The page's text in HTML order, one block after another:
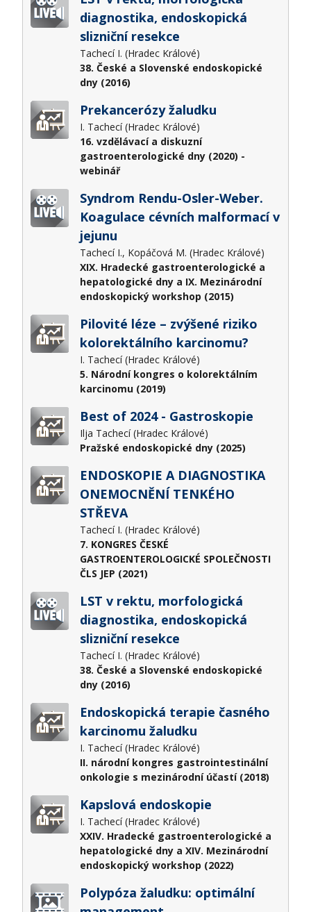
diagnostika, endoskopická
slizniční resekce
Tachecí I. (Hradec Králové)
38. České a Slovenské endoskopické
dny (2016)
Prekancerózy žaludku
I. Tachecí (Hradec Králové)
16. vzdělávací a diskuzní
gastroenterologické dny (2020) -
webinář
Syndrom Rendu-Osler-Weber.
Koagulace cévních malformací v
jejunu
Tachecí I., Kopáčová M. (Hradec Králové)
XIX. Hradecké gastroenterologické a
hepatologické dny a IX. Mezinárodní
endoskopický workshop (2015)
Pilovité léze – zvýšené riziko
kolorektálního karcinomu?
I. Tachecí (Hradec Králové)
5. Národní kongres o kolorektálním
karcinomu (2019)
Best of 2024 - Gastroskopie
Ilja Tachecí (Hradec Králové)
Pražské endoskopické dny (2025)
ENDOSKOPIE A DIAGNOSTIKA
ONEMOCNĚNÍ TENKÉHO
STŘEVA
Tachecí I. (Hradec Králové)
7. KONGRES ČESKÉ
GASTROENTEROLOGICKÉ SPOLEČNOSTI
ČLS JEP (2021)
LST v rektu, morfologická
diagnostika, endoskopická
slizniční resekce
Tachecí I. (Hradec Králové)
38. České a Slovenské endoskopické
dny (2016)
Endoskopická terapie časného
karcinomu žaludku
I. Tachecí (Hradec Králové)
II. národní kongres gastrointestinální
onkologie s mezinárodní účastí (2018)
Kapslová endoskopie
I. Tachecí (Hradec Králové)
XXIV. Hradecké gastroenterologické a
hepatologické dny a XIV. Mezinárodní
endoskopický workshop (2022)
Polypóza žaludku: optimální